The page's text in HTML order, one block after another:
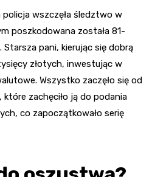
policja wszczęła śledztwo w
poszkodowana została 81-
Starsza pani, kierując się dobrą
złotych, inwestując w
Wszystko zaczęło się od
zachęciło ją do podania
co zapoczątkowało serię